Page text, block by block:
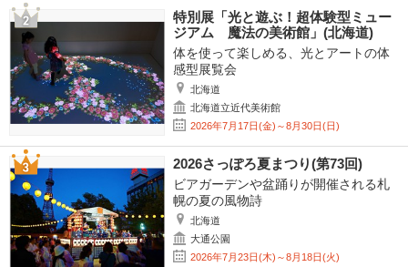
特別展「光と遊ぶ！超体験型ミュー
ジアム 魔法の美術館」(北海道)
体を使って楽しめる、光とアートの体
感型展覧会
北海道
北海道立近代美術館
2026年7月17日(金)～8月30日(日)
2026さっぽろ夏まつり(第73回)
ビアガーデンや盆踊りが開催される札
幌の夏の風物詩
北海道
大通公園
2026年7月23日(木)～8月18日(火)